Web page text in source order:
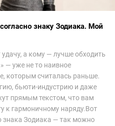
знаку Зодиака. Мой
а кому — лучше обходить
— уже не то наивное
которым считалась раньше.
бьюти-индустрию и даже
прямым текстом, что вам
к гармоничному наряду.Вот
знака Зодиака — так можно